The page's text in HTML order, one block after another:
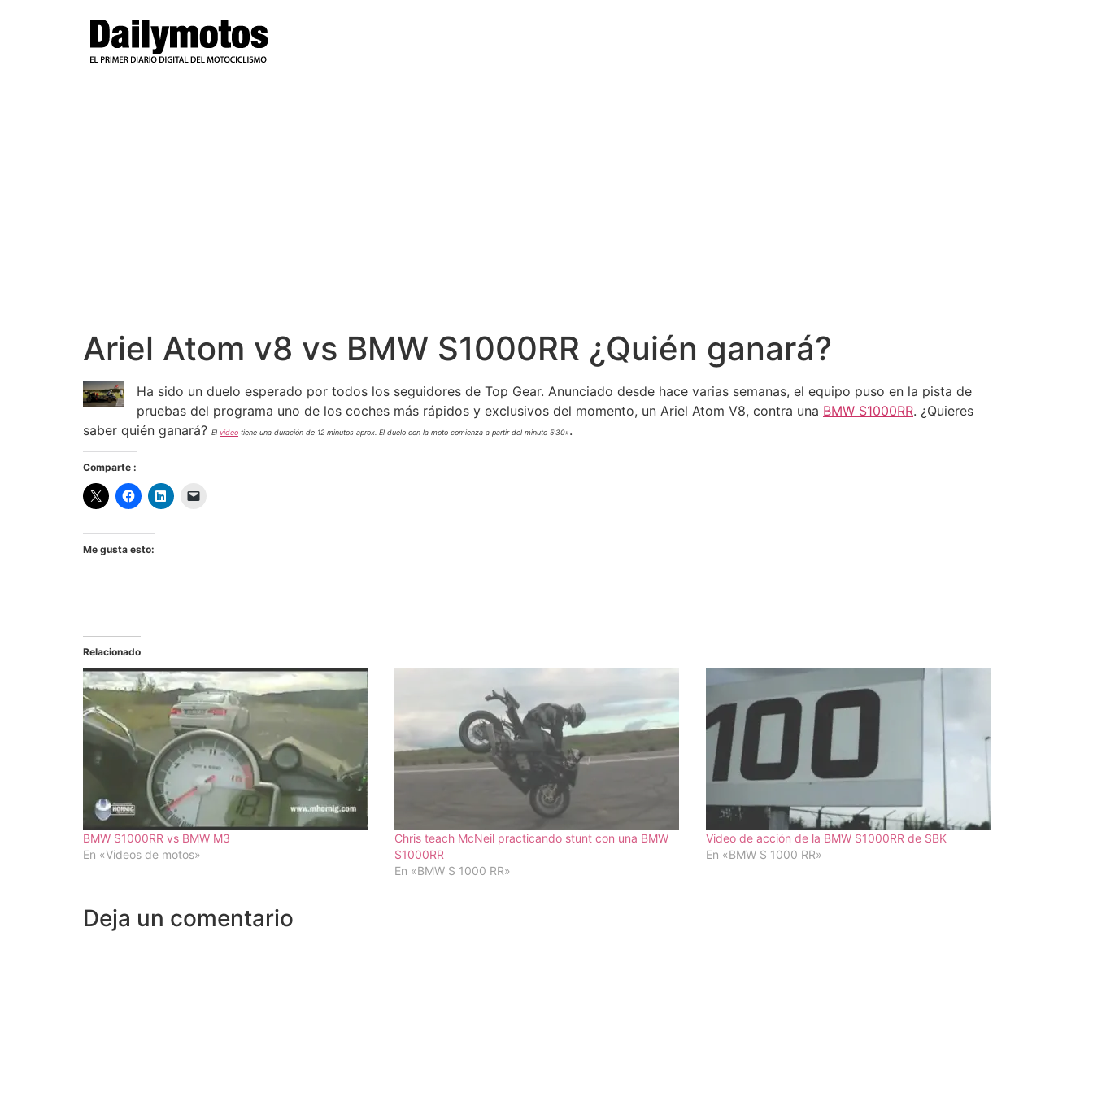
Ariel Atom v8 vs BMW S1000RR ¿Quién ganará?
Ha sido un duelo esperado por todos los seguidores de Top Gear. Anunciado desde hace varias semanas, el equipo puso en la pista de
pruebas del programa uno de los coches más rápidos y exclusivos del momento, un Ariel Atom V8, contra una BMW S1000RR. ¿Quieres
saber quién ganará? El video tiene una duración de 12 minutos aprox. El duelo con la moto comienza a partir del minuto 5’30».
Comparte :
Me gusta esto:
Relacionado
BMW S1000RR vs BMW M3
En «Videos de motos»
Chris teach McNeil practicando stunt con una BMW
S1000RR
En «BMW S 1000 RR»
Video de acción de la BMW S1000RR de SBK
En «BMW S 1000 RR»
Deja un comentario